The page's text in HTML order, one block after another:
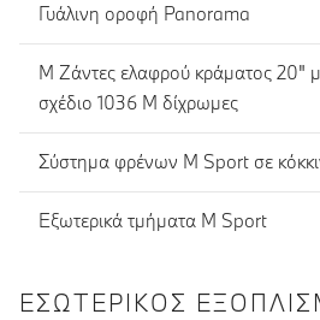
Γυάλινη οροφή Panorama
M Ζάντες ελαφρού κράματος 20"
σχέδιο 1036 M δίχρωμες
Σύστημα φρένων Μ Sport σε
Εξωτερικά τμήματα M Sport
ΕΣΩΤΕΡΙΚΌΣ